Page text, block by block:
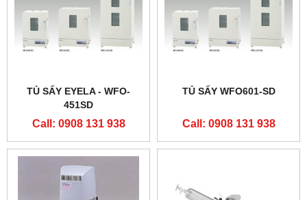
TỦ SẤY EYELA - WFO-
451SD
Call: 0908 131 938
TỦ SẤY WFO601-SD
Call: 0908 131 938